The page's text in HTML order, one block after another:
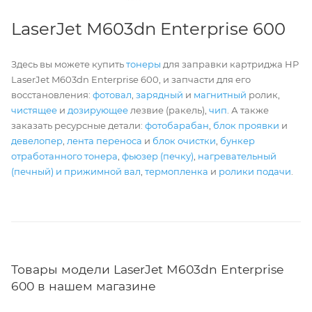
LaserJet M603dn Enterprise 600
Здесь вы можете купитьтонеры для заправки картриджа HP
LaserJet M603dn Enterprise 600, и запчасти для его
восстановления: фотовал зарядный и магнитный ролик,
чистящее и дозирующее лезвие (ракель), чип . А также
заказать ресурсные детали: фотобарабан блок проявки и
девелопер лента переноса и блок очистки бункер
отработанного тонера фьюзер (печку) нагревательный
(печный) и прижимной вал термопленка и ролики подачи
Товары модели LaserJet M603dn Enterprise
600 в нашем магазине